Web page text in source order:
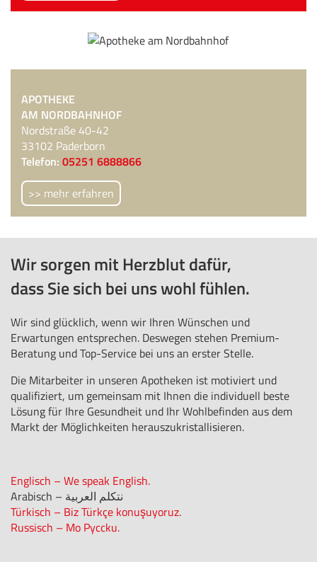
APOTHEKE
AM NORDBAHNHOF
Nordstraße 40-42
33102 Paderborn
Telefon: 05251 6888866
>> mehr erfahren
Wir sorgen mit Herzblut dafür,
dass Sie sich bei uns wohl fühlen.
Wir sind glücklich, wenn wir Ihren Wünschen und
Erwartungen entsprechen. Deswegen stehen Premium-
Beratung und Top-Service bei uns an erster Stelle.
Die Mitarbeiter in unseren Apotheken ist motiviert und
qualifiziert, um gemeinsam mit Ihnen die individuell beste
Lösung für Ihre Gesundheit und Ihr Wohlbefinden aus dem
Markt der Möglichkeiten herauszukristallisieren.
Englisch – We speak English.
Arabisch – نتكلم العربية
Türkisch – Biz Türkçe konuşuyoruz.
Russisch – Mo Pyccku.